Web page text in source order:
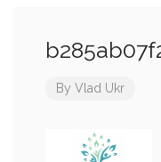
By Vlad Ukr